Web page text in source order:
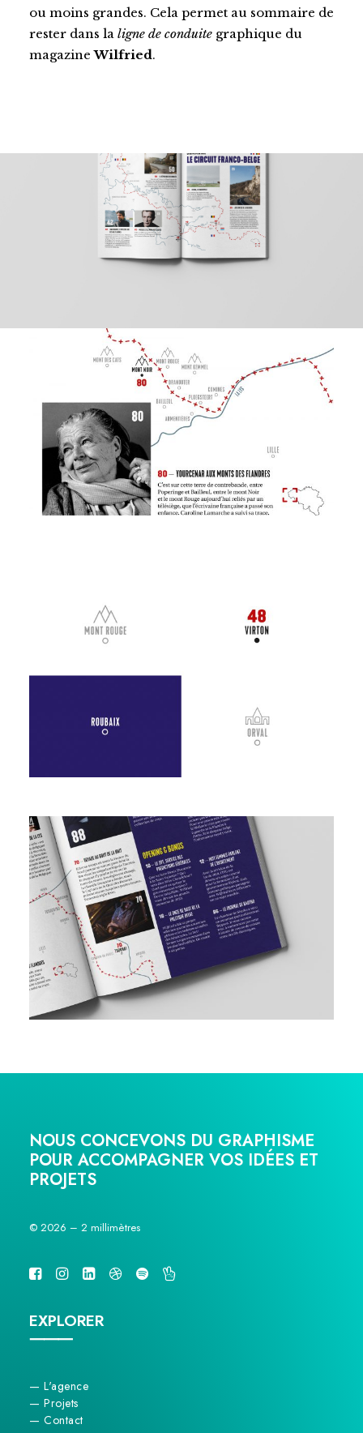
ou moins grandes. Cela permet au sommaire de
rester dans la ligne de conduite graphique du
magazineWilfried.
NOUS CONCEVONS DU GRAPHISME
POUR ACCOMPAGNER VOS IDÉES ET
PROJETS
© 2026 – 2 millimètres
EXPLORER
⸻
— L'agence
— Projets
— Contact